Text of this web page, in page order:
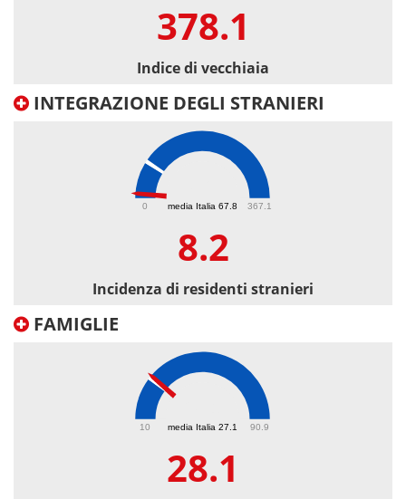
378.1
Indice di vecchiaia
INTEGRAZIONE DEGLI STRANIERI
media Italia 67.8
0 367.1
8.2
Incidenza di residenti stranieri
FAMIGLIE
media Italia 27.1
10 90.9
28.1